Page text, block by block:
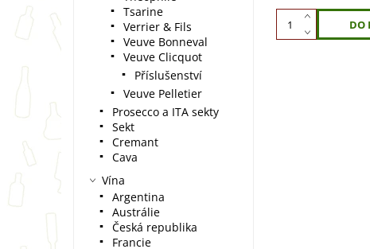
Tsarine
Verrier & Fils
Veuve Bonneval
Veuve Clicquot
Příslušenství
Veuve Pelletier
Prosecco a ITA sekty
Sekt
Cremant
Cava
Vína
Argentina
Austrálie
Česká republika
Francie